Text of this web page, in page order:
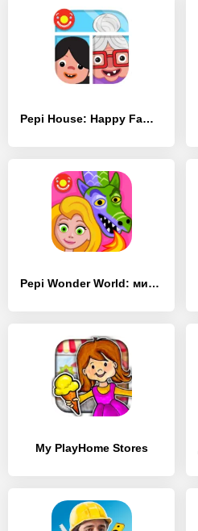
Pepi House: Happy Family
Pepi Wonder World: мир сказок!
My PlayHome Stores